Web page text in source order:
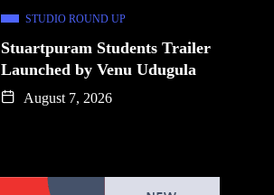
STUDIO ROUND UP
Stuartpuram Students Trailer
Launched by Venu Udugula
August 7, 2026